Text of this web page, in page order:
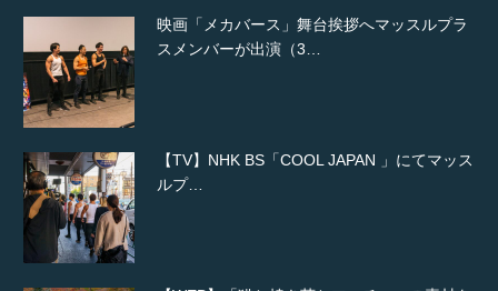
スメンバーが出演（3…
ルプ…